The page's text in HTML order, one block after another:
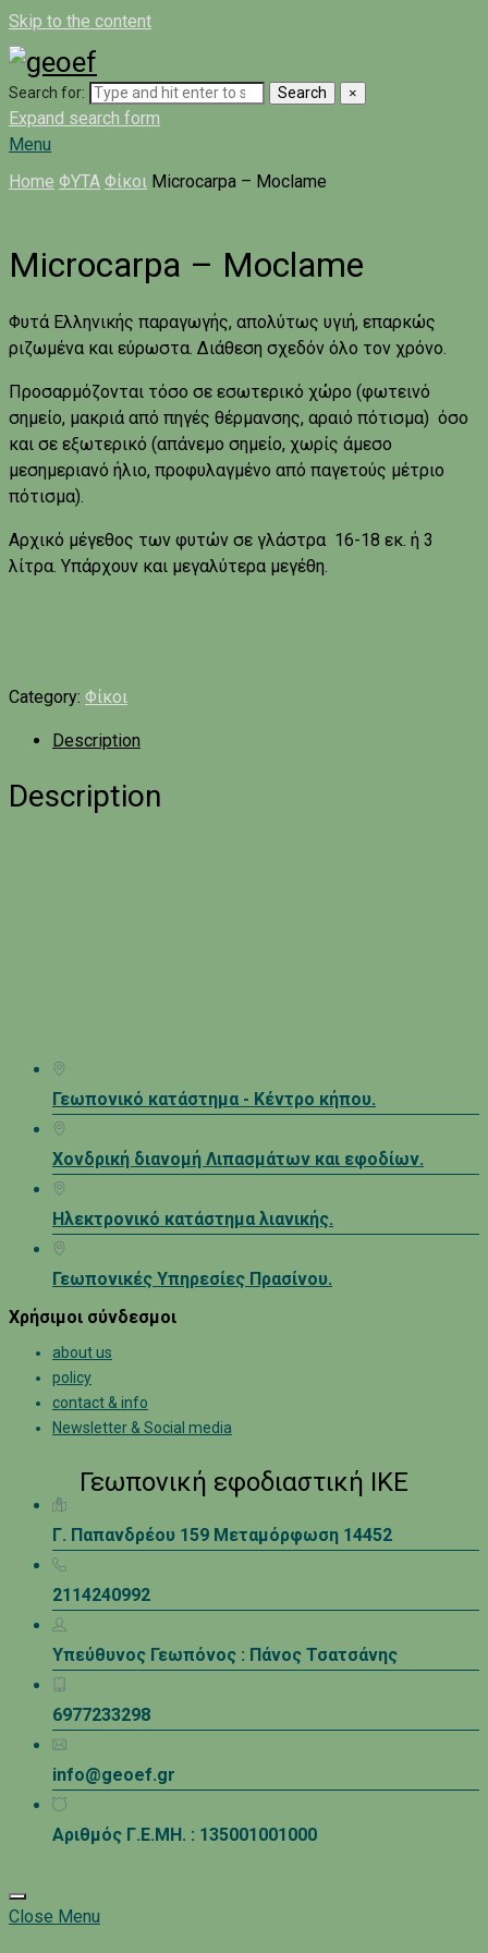
Skip to the content
Search for: Search ×
Expand search form
Menu
Home ΦΥΤΑ Φίκοι Microcarpa – Moclame
Microcarpa – Moclame
Φυτά Ελληνικής παραγωγής, απολύτως υγιή, επαρκώς
ριζωμένα και εύρωστα. Διάθεση σχεδόν όλο τον χρόνο.
Προσαρμόζονται τόσο σε εσωτερικό χώρο (φωτεινό
σημείο, μακριά από πηγές θέρμανσης, αραιό πότισμα) όσο
και σε εξωτερικό (απάνεμο σημείο, χωρίς άμεσο
μεσημεριανό ήλιο, προφυλαγμένο από παγετούς μέτριο
πότισμα).
Αρχικό μέγεθος των φυτών σε γλάστρα 16-18 εκ. ή 3
λίτρα. Υπάρχουν και μεγαλύτερα μεγέθη.
Category: Φίκοι
Description
Description
Γεωπονικό κατάστημα - Κέντρο κήπου.
Χονδρική διανομή Λιπασμάτων και εφοδίων.
Ηλεκτρονικό κατάστημα λιανικής.
Γεωπονικές Υπηρεσίες Πρασίνου.
Χρήσιμοι σύνδεσμοι
about us
policy
contact & info
Newsletter & Social media
Γεωπονική εφοδιαστική ΙΚΕ
Γ. Παπανδρέου 159 Μεταμόρφωση 14452
2114240992
Υπεύθυνος Γεωπόνος : Πάνος Τσατσάνης
6977233298
info@geoef.gr
Αριθμός Γ.Ε.ΜΗ. : 135001001000
Close Menu